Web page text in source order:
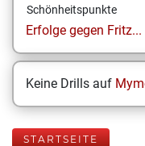
Schönheitspunkte
Erfolge gegen Fritz...
Keine Drills auf
STARTSEITE